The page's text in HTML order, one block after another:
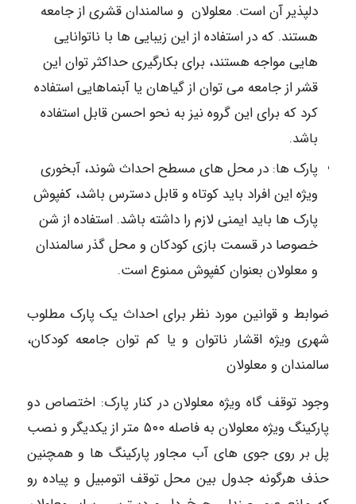
دلپذیر آن است. معلولان و سالمندان قشری از جامعه
هستند. که در استفاده از این زیبایی ها با ناتوانایی
هایی مواجه هستند، برای بکارگیری حداکثر توان این
قشر از جامعه می توان از گیاهان یا آبنماهایی استفاده
کرد که برای این گروه نیز به نحو احسن قابل استفاده
باشد.
پارک ها: در محل های مسطح احداث شوند، آبخوری
ویژه این افراد باید کوتاه و قابل دسترس باشد، کفپوش
پارک ها باید ایمنی لازم را داشته باشد. استفاده از شن
خصوصا در قسمت بازی کودکان و محل گذر سالمندان
و معلولان بعنوان کفپوش ممنوع است.
ضوابط و قوانین مورد نظر برای احداث یک پارک مطلوب
شهری ویژه اقشار ناتوان و یا کم توان جامعه کودکان،
سالمندان و معلولان
وجود توقف گاه ویژه معلولان در کنار پارک: اختصاص دو
پارکینگ ویژه معلولان به فاصله ۵۰۰ متر از یکدیگر و نصب
پل بر روی جوی های آب مجاور پارکینگ ها و همچنین
حذف هرگونه جدول بین محل توقف اتومبیل و پیاده رو